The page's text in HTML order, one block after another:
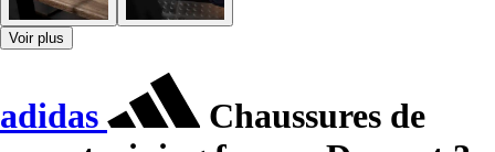
Voir plus
adidas
Chaussures de